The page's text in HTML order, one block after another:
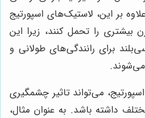
بر این، لاستیک‌های اسپورتیج
بیشتری را تحمل کنند، زیرا این
برای رانندگی‌های طولانی و
می‌تواند تاثیر چشمگیری
داشته باشد. به عنوان مثال،